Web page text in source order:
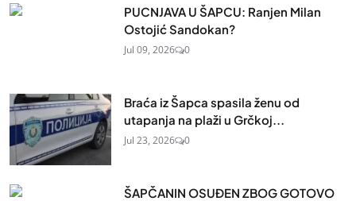
PUCNJAVA U ŠAPCU: Ranjen Milan
Ostojić Sandokan?
Jul 09, 2026 0
Braća iz Šapca spasila ženu od
utapanja na plaži u Grčkoj...
Jul 23, 2026 0
ŠAPČANIN OSUĐEN ZBOG GOTOVO